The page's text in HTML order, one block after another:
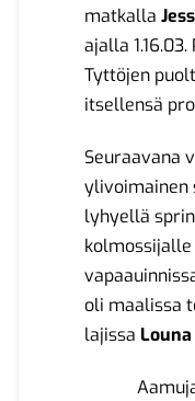
matkalla
ajalla
Tyttöjen
itsellensä
Seuraavana
ylivoimainen
lyhyellä
kolmossijalle
oli maalissa
lajissa Louna